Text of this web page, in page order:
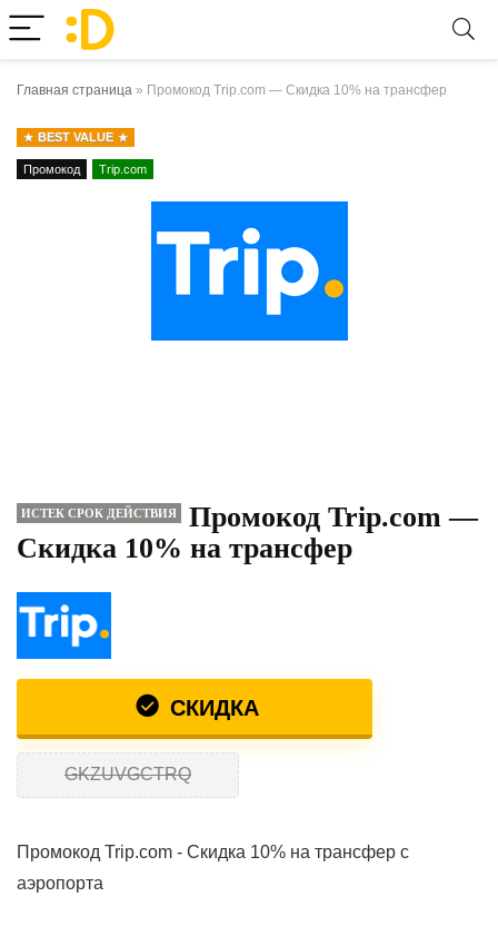
Главная страница » Промокод Trip.com — Скидка 10% на трансфер
BEST VALUE
Промокод Trip.com
ИСТЕК СРОК ДЕЙСТВИЯ
Промокод Trip.com —
Скидка 10% на трансфер
СКИДКА
GKZUVGCTRQ
Промокод Trip.com - Скидка 10% на трансфер с
аэропорта